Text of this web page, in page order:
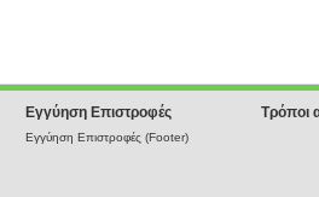
Εγγύηση Επιστροφές
Εγγύηση Επιστροφές (Footer)
Τρόποι